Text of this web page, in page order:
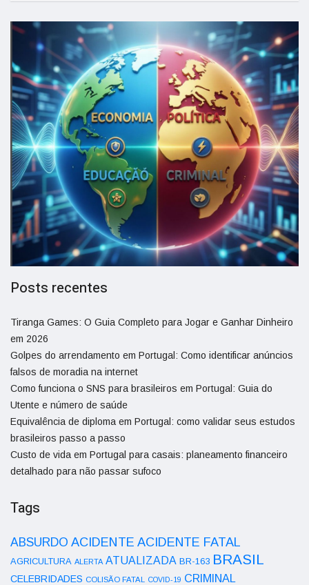
Posts recentes
Tiranga Games: O Guia Completo para Jogar e Ganhar Dinheiro
em 2026
Golpes do arrendamento em Portugal: Como identificar anúncios
falsos de moradia na internet
Como funciona o SNS para brasileiros em Portugal: Guia do
Utente e número de saúde
Equivalência de diploma em Portugal: como validar seus estudos
brasileiros passo a passo
Custo de vida em Portugal para casais: planeamento financeiro
detalhado para não passar sufoco
Tags
ABSURDO ACIDENTE ACIDENTE FATAL
AGRICULTURA ALERTA ATUALIZADA BR-163 BRASIL
CELEBRIDADES COLISÃO FATAL COVID-19 CRIMINAL